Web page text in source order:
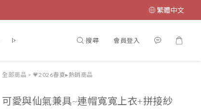
繁體中文
▰ 棉花糖女孩·穿搭推薦 ▰ 連身洋裝 · DRESS 上衣 ·
搜尋 會員登入
全部商品 > 💗2026春夏▸熱銷商品
可愛與仙氣兼具~連帽寬寬上衣+拼接紗